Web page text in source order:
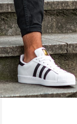
и трендове